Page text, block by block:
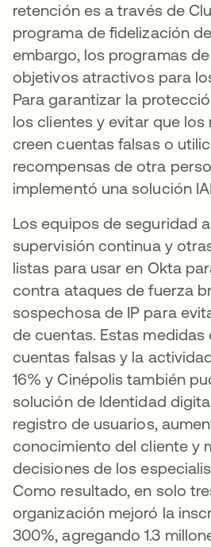
retención es a través de
programa de fidelización
embargo, los programas
objetivos atractivos para
Para garantizar la
los clientes y evitar que
creen cuentas falsas o
recompensas de otra
implementó una solución
Los equipos de seguridad
supervisión continua y
listas para usar en Okta
contra ataques de fuerza
sospechosa de IP para
de cuentas. Estas medidas
cuentas falsas y la
16% y Cinépolis también
solución de Identidad
registro de usuarios,
conocimiento del cliente y
decisiones de los
Como resultado, en solo
organización mejoró la
300%, agregando 1.3